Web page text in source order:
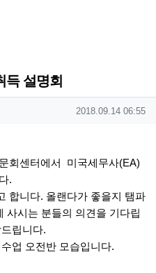
득 설명회
작성일
2018.09.14 06:55
회센터에서 미국세무사(EA)
.
합니다. 올랜다가 좋을지 탬파
사시는 분들의 의견을 기다립
립니다.
업 오전반 모습입니다.